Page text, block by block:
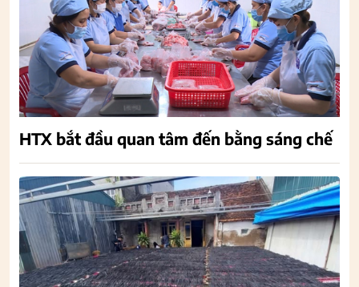
HTX bắt đầu quan tâm đến bằng sáng chế